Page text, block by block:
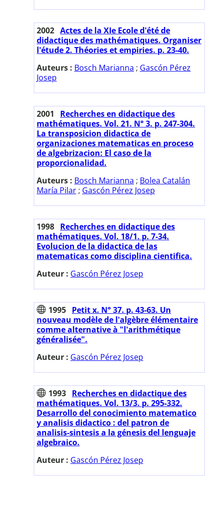
2002 Actes de la XIe Ecole d'été de
didactique des mathématiques. Organiser
l'étude 2. Théories et empiries. p. 23-40.
Auteurs : Bosch Marianna ; Gascón Pérez
Josep
2001
Recherches en didactique des
mathématiques. Vol. 21. N° 3. p. 247-304.
La transposicion didactica de
organizaciones matematicas en proceso
de algebrizacion: El caso de la
proporcionalidad.
Auteurs : Bosch Marianna ; Bolea Catalán
María Pilar ; Gascón Pérez Josep
1998 Recherches en didactique des
mathématiques. Vol. 18/1. p. 7-34.
Evolucion de la didactica de las
matematicas como disciplina cientifica.
Auteur : Gascón Pérez Josep
1995 Petit x. N° 37. p. 43-63. Un
nouveau modèle de l'algèbre élémentaire
comme alternative à "l'arithmétique
généralisée".
Auteur : Gascón Pérez Josep
1993 Recherches en didactique des
mathématiques. Vol. 13/3. p. 295-332.
Desarrollo del conocimiento matematico
y analisis didactico : del patron de
analisis-sintesis a la génesis del lenguaje
algebraico.
Auteur : Gascón Pérez Josep